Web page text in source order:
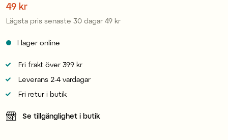
SE / SEK
Pris:49 kr
49 kr
Lägsta pris senaste 30 dagar Pris:
49 kr
I lager online
Fri frakt över 399 kr
Leverans 2-4 vardagar
Fri retur i butik
Se tillgänglighet i butik